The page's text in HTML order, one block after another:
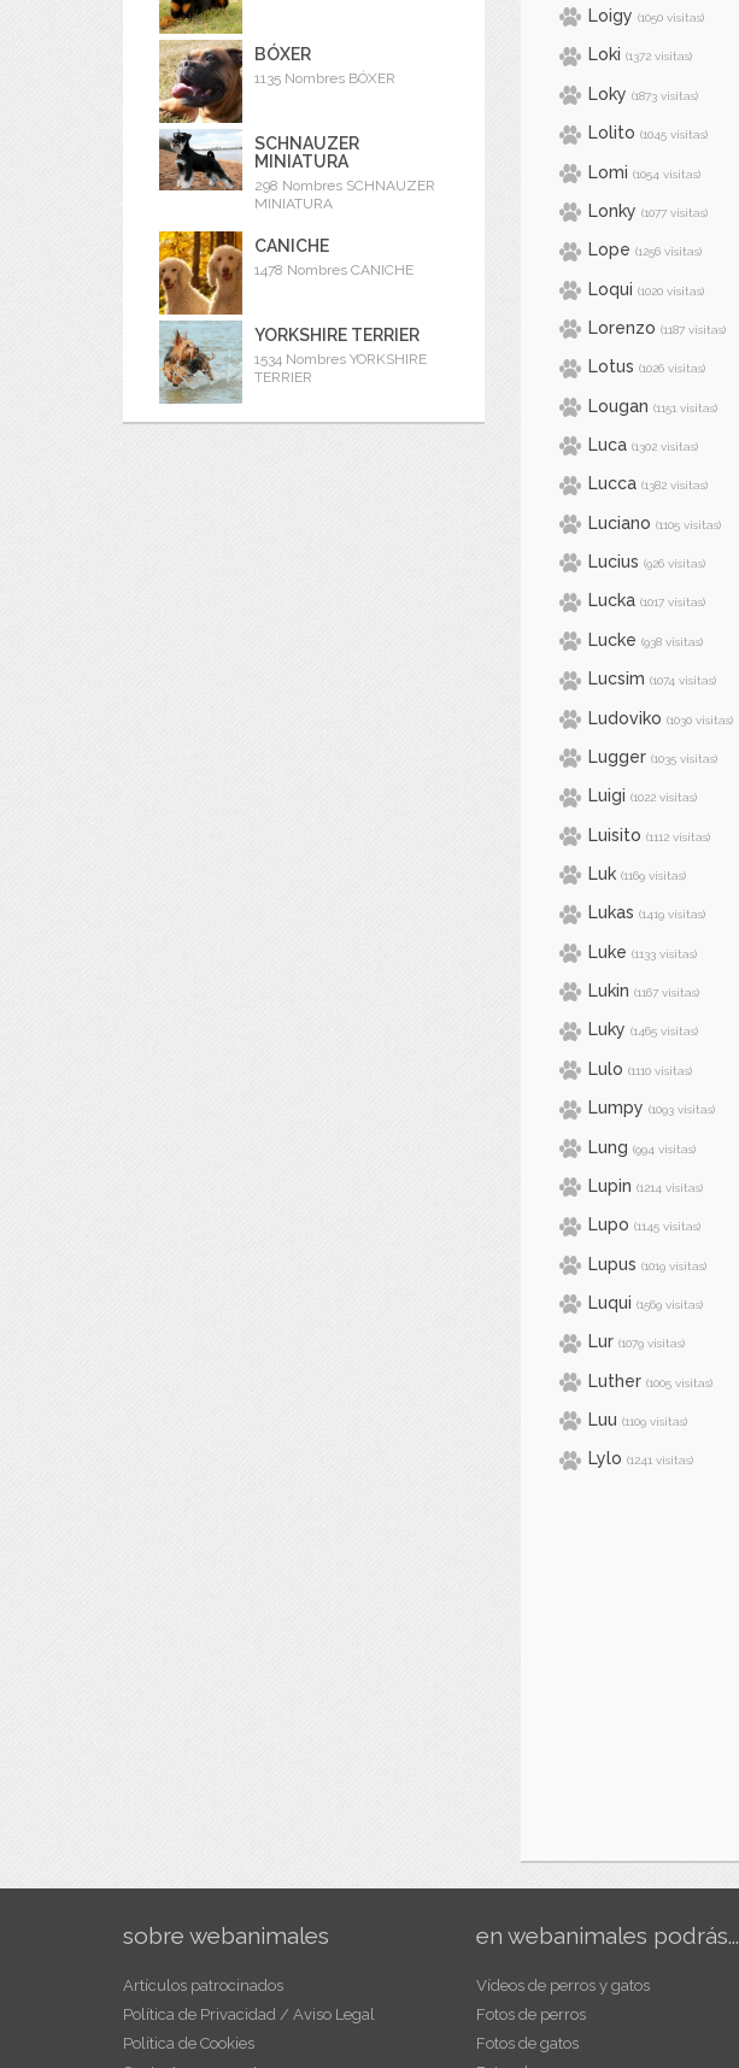
BÓXER
1135 Nombres BÓXER
SCHNAUZER
MINIATURA
298 Nombres SCHNAUZER
MINIATURA
CANICHE
1478 Nombres CANICHE
YORKSHIRE TERRIER
1534 Nombres YORKSHIRE
TERRIER
Loigy (1050 visitas)
Loki (1372 visitas)
Loky (1873 visitas)
Lolito (1045 visitas)
Lomi (1054 visitas)
Lonky (1077 visitas)
Lope (1256 visitas)
Loqui (1020 visitas)
Lorenzo (1187 visitas)
Lotus (1026 visitas)
Lougan (1151 visitas)
Luca (1302 visitas)
Lucca (1382 visitas)
Luciano (1105 visitas)
Lucius (926 visitas)
Lucka (1017 visitas)
Lucke (938 visitas)
Lucsim (1074 visitas)
Ludoviko (1030 visitas)
Lugger (1035 visitas)
Luigi (1022 visitas)
Luisito (1112 visitas)
Luk (1169 visitas)
Lukas (1419 visitas)
Luke (1133 visitas)
Lukin (1167 visitas)
Luky (1465 visitas)
Lulo (1110 visitas)
Lumpy (1093 visitas)
Lung (994 visitas)
Lupin (1214 visitas)
Lupo (1145 visitas)
Lupus (1019 visitas)
Luqui (1569 visitas)
Lur (1079 visitas)
Luther (1005 visitas)
Luu (1109 visitas)
Lylo (1241 visitas)
sobre webanimales
Artículos patrocinados
Política de Privacidad / Aviso Legal
Política de Cookies
en webanimales podrás...
Vídeos de perros y gatos
Fotos de perros
Fotos de gatos